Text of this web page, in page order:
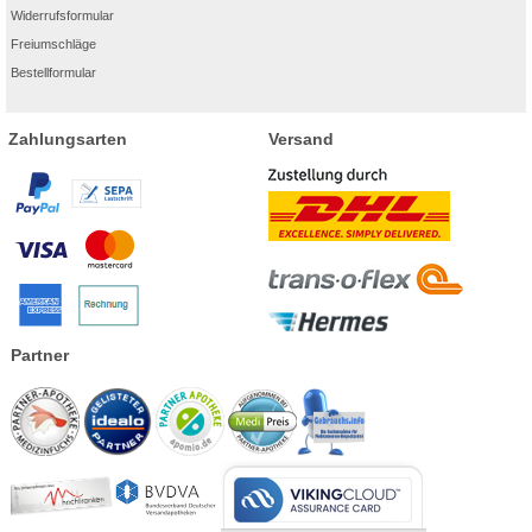
Widerrufsformular
Freiumschläge
Bestellformular
Zahlungsarten Versand
Partner